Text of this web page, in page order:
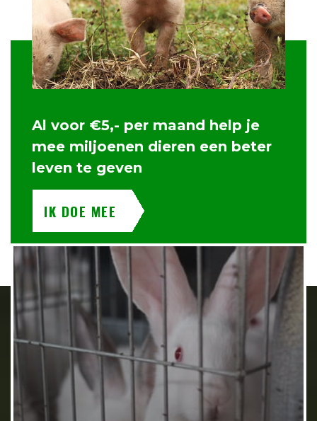
Al voor €5,- per maand help je
mee miljoenen dieren een beter
leven te geven
IK DOE MEE